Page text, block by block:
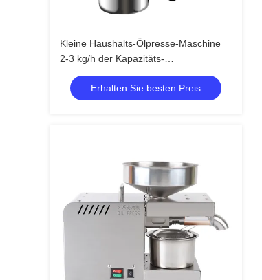
Kleine Haushalts-Ölpresse-Maschine
2-3 kg/h der Kapazitäts-
460*260*360mm
Erhalten Sie besten Preis